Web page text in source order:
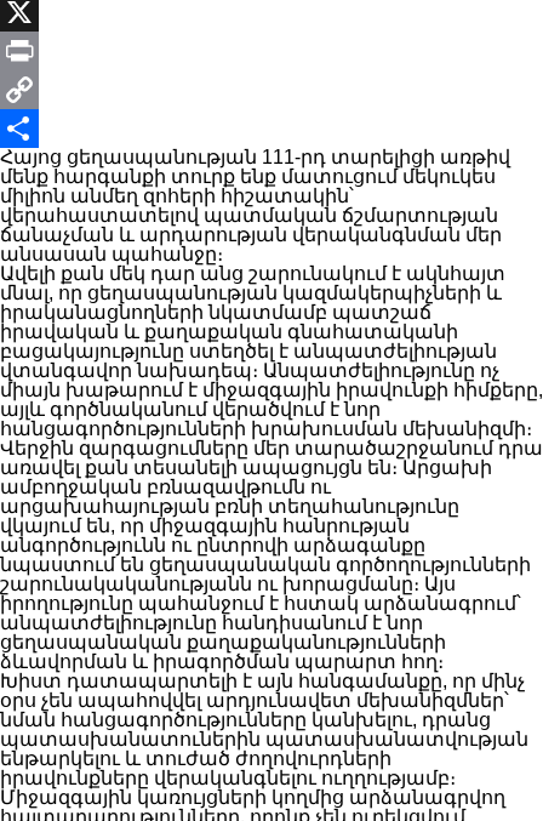
Viber
X
Print
Copy
Link
Share
Հայոց ցեղասպանության 111-րդ տարելիցի առթիվ
մենք հարգանքի տուրք ենք մատուցում մեկուկես
միլիոն անմեղ զոհերի հիշատակին՝
վերահաստատելով պատմական ճշմարտության
ճանաչման և արդարության վերականգնման մեր
անսասան պահանջը։
Ավելի քան մեկ դար անց շարունակում է ակնհայտ
մնալ, որ ցեղասպանության կազմակերպիչների և
իրականացնողների նկատմամբ պատշաճ
իրավական և քաղաքական գնահատականի
բացակայությունը ստեղծել է անպատժելիության
վտանգավոր նախադեպ։ Անպատժելիությունը ոչ
միայն խաթարում է միջազգային իրավունքի հիմքերը,
այլև գործնականում վերածվում է նոր
հանցագործությունների խրախուսման մեխանիզմի։
Վերջին զարգացումները մեր տարածաշրջանում դրա
առավել քան տեսանելի ապացույցն են։ Արցախի
ամբողջական բռնազավթումն ու
արցախահայության բռնի տեղահանությունը
վկայում են, որ միջազգային հանրության
անգործությունն ու ընտրովի արձագանքը
նպաստում են ցեղասպանական գործողությունների
շարունակականությանն ու խորացմանը։ Այս
իրողությունը պահանջում է հստակ արձանագրում՝
անպատժելիությունը հանդիսանում է նոր
ցեղասպանական քաղաքականությունների
ձևավորման և իրագործման պարարտ հող։
Խիստ դատապարտելի է այն հանգամանքը, որ մինչ
օրս չեն ապահովվել արդյունավետ մեխանիզմներ՝
նման հանցագործությունները կանխելու, դրանց
պատասխանատուներին պատասխանատվության
ենթարկելու և տուժած ժողովուրդների
իրավունքները վերականգնելու ուղղությամբ։
Միջազգային կառույցների կողմից արձանագրվող
հայտարարությունները, որոնք չեն ուղեկցվում